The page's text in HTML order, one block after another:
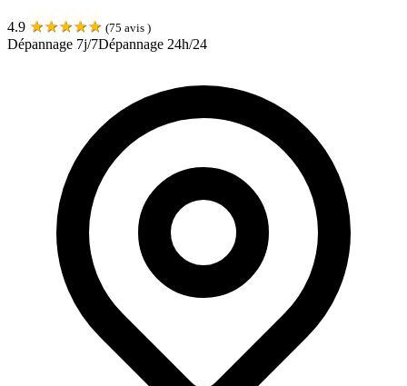
4.9 ★★★★★ (75 avis )
Dépannage 7j/7Dépannage 24h/24